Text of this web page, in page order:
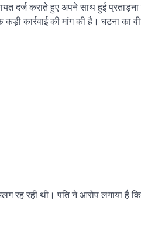
दर्ज कराते हुए अपने साथ हुई प्रताड़ना
कार्रवाई की मांग की है। घटना का
रह रही थी। पति ने आरोप लगाया है